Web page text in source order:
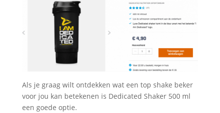
Als je graag wilt ontdekken wat een top shake beker
voor jou kan betekenen is Dedicated Shaker 500 ml
een goede optie.